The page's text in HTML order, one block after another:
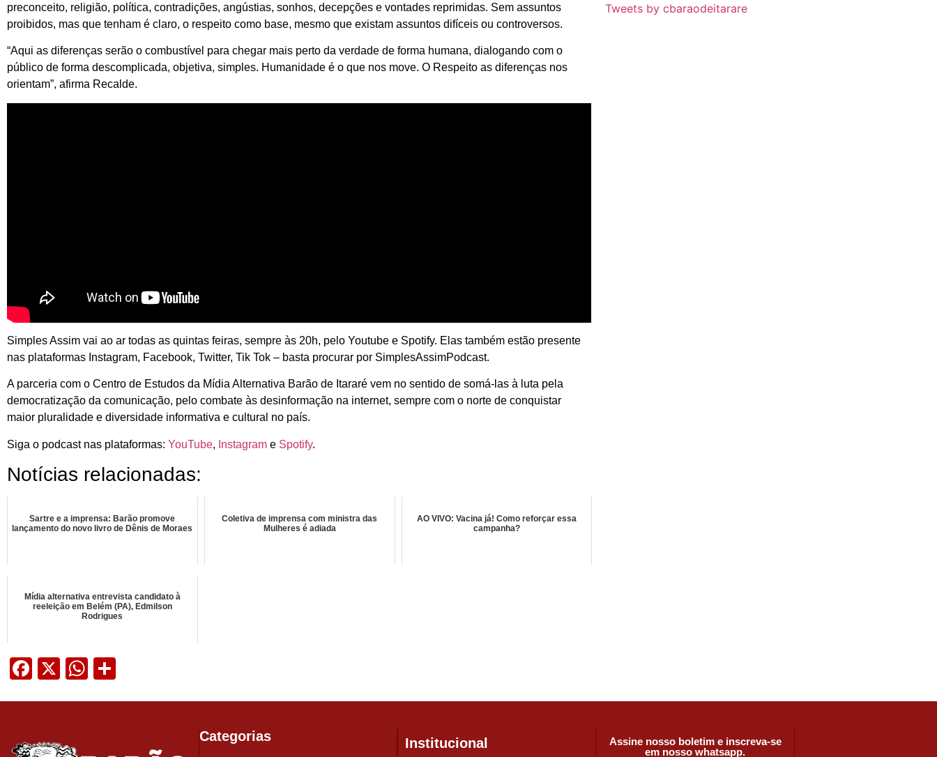
preconceito, religião, política, contradições, angústias, sonhos, decepções e vontades reprimidas. Sem assuntos
proibidos, mas que tenham é claro, o respeito como base, mesmo que existam assuntos difíceis ou controversos.
“Aqui as diferenças serão o combustível para chegar mais perto da verdade de forma humana, dialogando com o
público de forma descomplicada, objetiva, simples. Humanidade é o que nos move. O Respeito as diferenças nos
orientam”, afirma Recalde.
Simples Assim vai ao ar todas as quintas feiras, sempre às 20h, pelo Youtube e Spotify. Elas também estão presente
nas plataformas Instagram, Facebook, Twitter, Tik Tok – basta procurar por SimplesAssimPodcast.
A parceria com o Centro de Estudos da Mídia Alternativa Barão de Itararé vem no sentido de somá-las à luta pela
democratização da comunicação, pelo combate às desinformação na internet, sempre com o norte de conquistar
maior pluralidade e diversidade informativa e cultural no país.
Siga o podcast nas plataformas: YouTube, Instagram e Spotify.
Notícias relacionadas:
Sartre e a imprensa: Barão promove
lançamento do novo livro de Dênis de Moraes
Coletiva de imprensa com ministra das
Mulheres é adiada
AO VIVO: Vacina já! Como reforçar essa
campanha?
Mídia alternativa entrevista candidato à
reeleição em Belém (PA), Edmilson
Rodrigues
Facebook
X WhatsApp
Tweets by cbaraodeitarare
Categorias Institucional
Assine nosso boletim e inscreva-se
em nosso whatsapp.